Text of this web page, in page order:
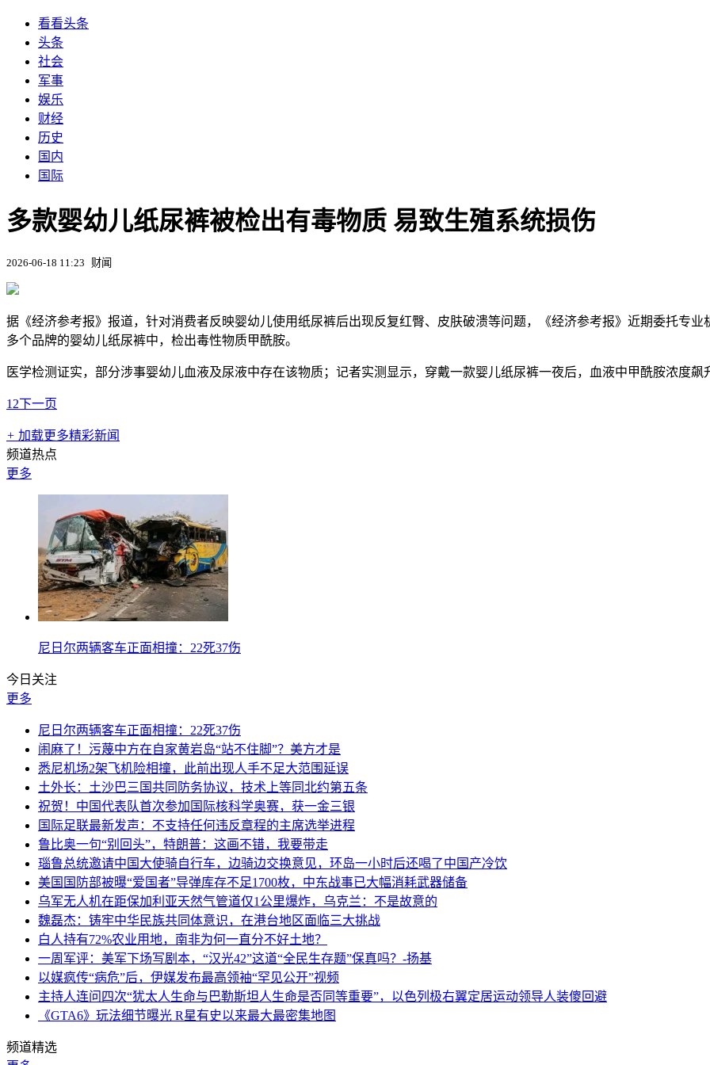
看看头条
头条
社会
军事
娱乐
财经
历史
国内
国际
多款婴幼儿纸尿裤被检出有毒物质 易致生殖系统损伤
2026-06-18 11:23 财闻
据《经济参考报》报道，针对消费者反映婴幼儿使用纸尿裤后出现反复红臀、皮肤破溃等问题，《经济参考报》近期委托专
多个品牌的婴幼儿纸尿裤中，检出毒性物质甲酰胺。
医学检测证实，部分涉事婴幼儿血液及尿液中存在该物质；记者实测显示，穿戴一款婴儿纸尿裤一夜后，血液中甲酰胺浓度飙
1 2下一页
+ 加载更多精彩新闻
频道热点
更多
尼日尔两辆客车正面相撞：22死37伤
今日关注
更多
尼日尔两辆客车正面相撞：22死37伤
闹麻了！污蔑中方在自家黄岩岛“站不住脚”？美方才是
悉尼机场2架飞机险相撞，此前出现人手不足大范围延误
土外长：土沙巴三国共同防务协议，技术上等同北约第五条
祝贺！中国代表队首次参加国际核科学奥赛，获一金三银
国际足联最新发声：不支持任何违反章程的主席选举进程
鲁比奥一句“别回头”，特朗普：这画不错，我要带走
瑙鲁总统邀请中国大使骑自行车，边骑边交换意见，环岛一小时后还喝了中国产冷饮
美国国防部被曝“爱国者”导弹库存不足1700枚，中东战事已大幅消耗武器储备
乌军无人机在距保加利亚天然气管道仅1公里爆炸，乌克兰：不是故意的
魏磊杰：铸牢中华民族共同体意识，在港台地区面临三大挑战
白人持有72%农业用地，南非为何一直分不好土地？
一周军评：美军下场写剧本，“汉光42”这道“全民生存题”保真吗？-扬基
以媒疯传“病危”后，伊媒发布最高领袖“罕见公开”视频
主持人连问四次“犹太人生命与巴勒斯坦人生命是否同等重要”，以色列极右翼定居运动领导人装傻回避
《GTA6》玩法细节曝光 R星有史以来最大最密集地图
频道精选